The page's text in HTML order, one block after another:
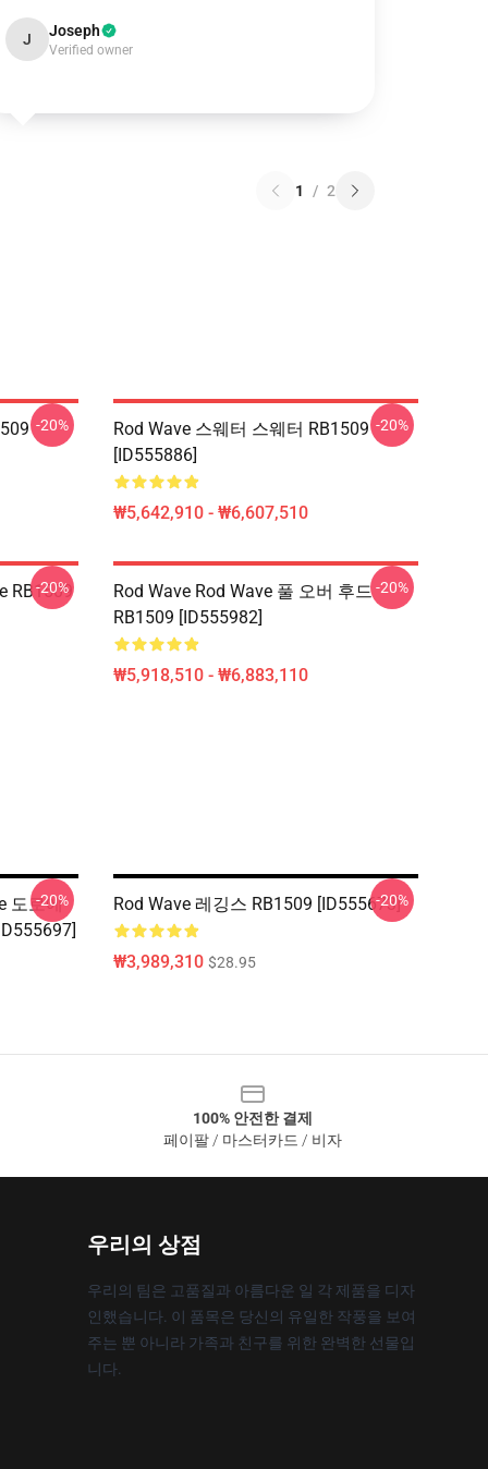
J Joseph
Verified owner
1 / 2
-20%
Rod Wave 스웨터 스웨터 RB1509
[ID555886]
₩5,642,910 - ₩6,607,510
-20%
RB1509
-20%
Rod Wave Rod Wave 풀 오버 후드
RB1509 [ID555982]
₩5,918,510 - ₩6,883,110
-20%
도로에
-20% Rod Wave 레깅스 RB1509 [ID555673]
₩3,989,310 $28.95
-20%
100% 안전한 결제
페이팔 / 마스터카드 / 비자
우리의 상점
우리의 팀은 고품질과 아름다운 일 각 제품을 디자
인했습니다. 이 품목은 당신의 유일한 작풍을 보여
주는 뿐 아니라 가족과 친구를 위한 완벽한 선물입
니다.